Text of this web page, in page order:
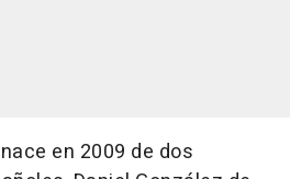
nace en 2009 de dos